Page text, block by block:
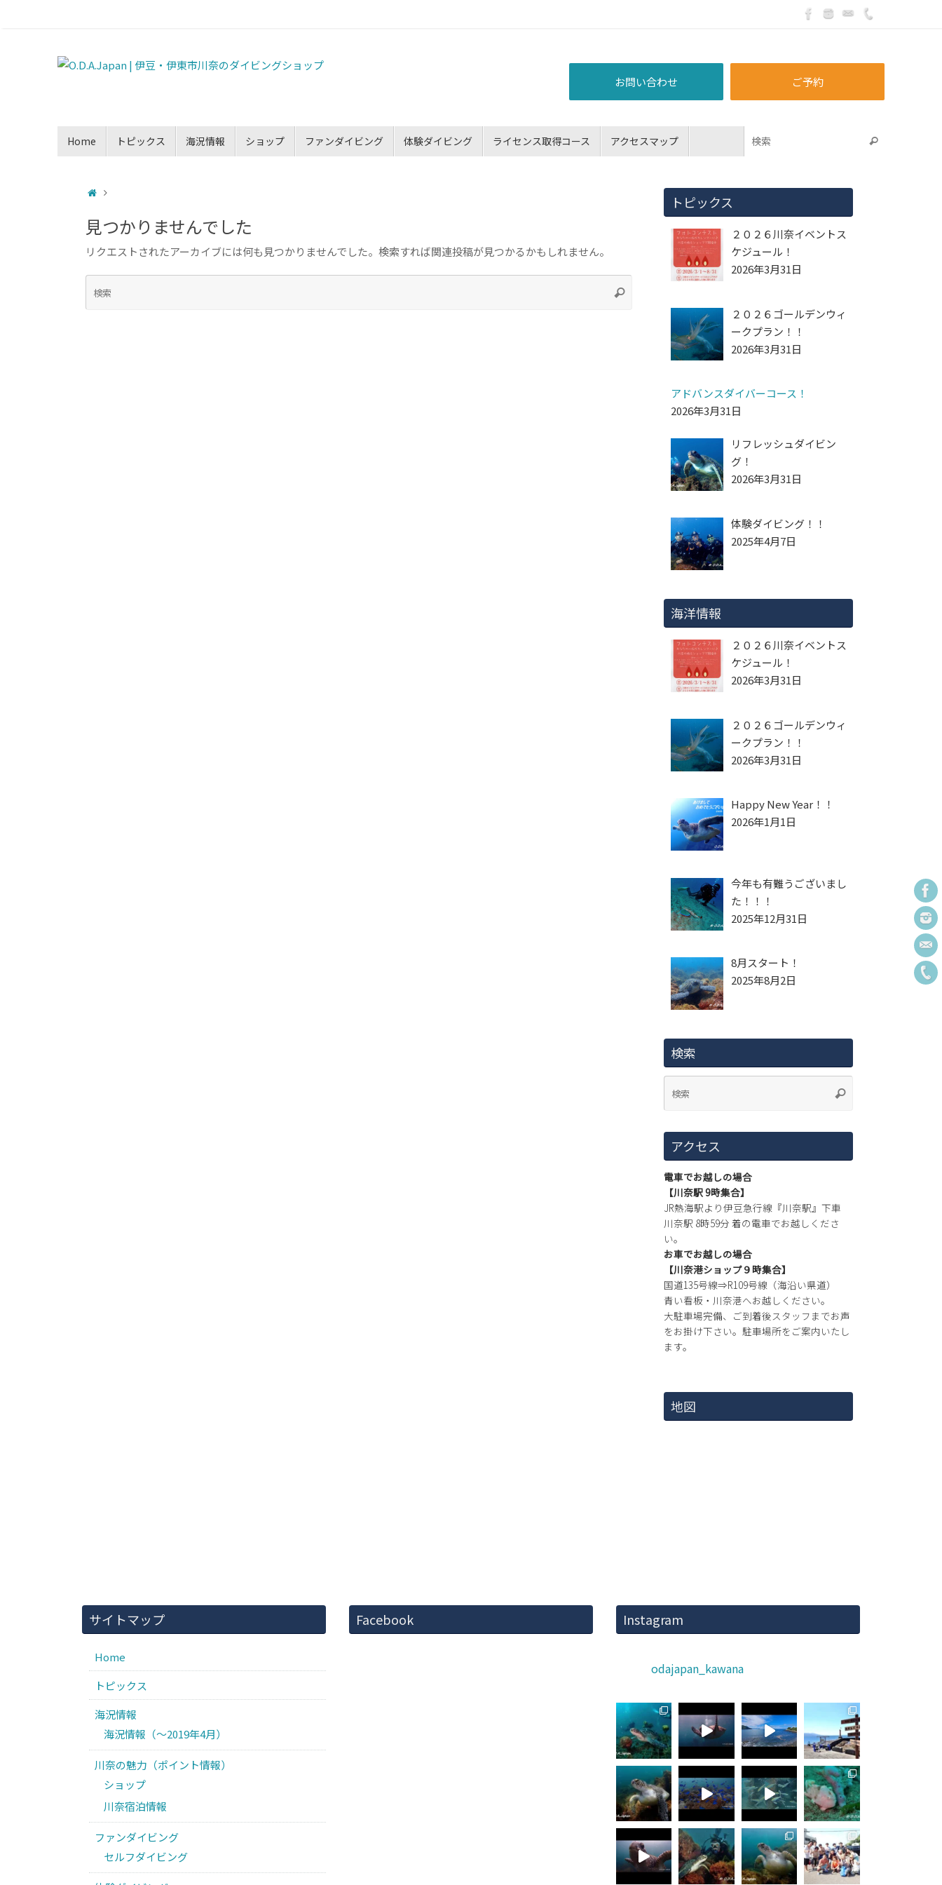
ご予約
お問い合わせ
Home トピックス 海況情報 ショップ ファンダイビング 体験ダイビング ライセンス取得コース アクセスマップ
見つかりませんでした
リクエストされたアーカイブには何も見つかりませんでした。検索すれば関連投稿が見つかるかもしれません。
トピックス
２０２６川奈イベントス
ケジュール！
2026年3月31日
２０２６ゴールデンウィ
ークプラン！！
2026年3月31日
アドバンスダイバーコース！
2026年3月31日
リフレッシュダイビン
グ！
2026年3月31日
体験ダイビング！！
2025年4月7日
海洋情報
２０２６川奈イベントス
ケジュール！
2026年3月31日
２０２６ゴールデンウィ
ークプラン！！
2026年3月31日
Happy New Year！！
2026年1月1日
今年も有難うございまし
た！！！
2025年12月31日
8月スタート！
2025年8月2日
検索
アクセス
電車でお越しの場合
【川奈駅 9時集合】
JR熱海駅より伊豆急行線『川奈駅』下車
川奈駅 8時59分 着の電車でお越しくださ
い。
お車でお越しの場合
【川奈港ショップ９時集合】
国道135号線⇒R109号線（海沿い県道）
青い看板・川奈港へお越しください。
大駐車場完備、ご到着後スタッフまでお声
をお掛け下さい。駐車場所をご案内いたし
ます。
地図
サイトマップ
Home
トピックス
海況情報
海況情報（〜2019年4月）
川奈の魅力（ポイント情報）
ショップ
川奈宿泊情報
ファンダイビング
セルフダイビング
Facebook Instagram
odajapan_kawana